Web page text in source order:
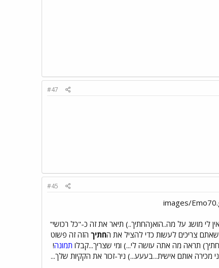
#47
#45
לי מושג על מה..הוא(החתיך..) תיאר את זה כ-"כל רכושי"
חתיך הזה זה פשוט
תראה מה אתה עושה לי...) ומי שצריך...קבלו תמונה!
מכירה אותם אישית...בעעע...) ניר-זכור את הקקיות שלך...